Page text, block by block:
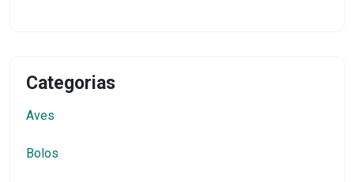
Categorias
Aves
Bolos